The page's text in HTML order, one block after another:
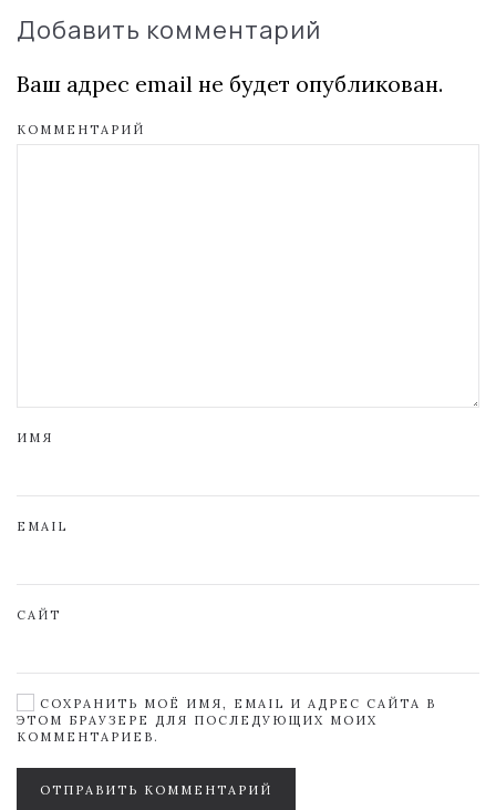
Добавить комментарий
Ваш адрес email не будет опубликован.
КОММЕНТАРИЙ
ИМЯ
EMAIL
САЙТ
СОХРАНИТЬ МОЁ ИМЯ, EMAIL И АДРЕС САЙТА В
ЭТОМ БРАУЗЕРЕ ДЛЯ ПОСЛЕДУЮЩИХ МОИХ
КОММЕНТАРИЕВ.
ОТПРАВИТЬ КОММЕНТАРИЙ